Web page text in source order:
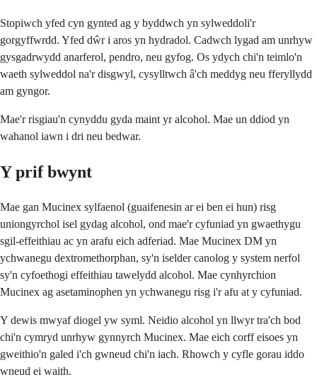
Stopiwch yfed cyn gynted ag y byddwch yn sylweddoli'r
gorgyffwrdd. Yfed dŵr i aros yn hydradol. Cadwch lygad am unrhyw
gysgadrwydd anarferol, pendro, neu gyfog. Os ydych chi'n teimlo'n
waeth sylweddol na'r disgwyl, cysylltwch â'ch meddyg neu fferyllydd
am gyngor.
Mae'r risgiau'n cynyddu gyda maint yr alcohol. Mae un ddiod yn
wahanol iawn i dri neu bedwar.
Y prif bwynt
Mae gan Mucinex sylfaenol (guaifenesin ar ei ben ei hun) risg
uniongyrchol isel gydag alcohol, ond mae'r cyfuniad yn gwaethygu
sgil-effeithiau ac yn arafu eich adferiad. Mae Mucinex DM yn
ychwanegu dextromethorphan, sy'n iselder canolog y system nerfol
sy'n cyfoethogi effeithiau tawelydd alcohol. Mae cynhyrchion
Mucinex ag asetaminophen yn ychwanegu risg i'r afu at y cyfuniad.
Y dewis mwyaf diogel yw syml. Neidio alcohol yn llwyr tra'ch bod
chi'n cymryd unrhyw gynnyrch Mucinex. Mae eich corff eisoes yn
gweithio'n galed i'ch gwneud chi'n iach. Rhowch y cyfle gorau iddo
wneud ei waith.